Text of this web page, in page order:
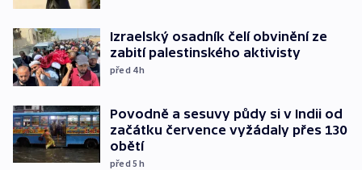
Izraelský osadník čelí obvinění ze
zabití palestinského aktivisty
před 4h
Povodně a sesuvy půdy si v Indii od
začátku července vyžádaly přes 130
obětí
před 5h